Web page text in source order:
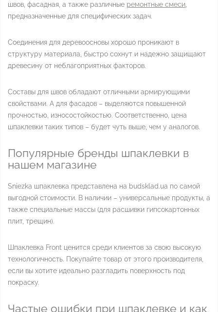
швов, фасадная, а также различные ремонтные смеси
предназначенные для специфических задач.
Соединения для деревоосновы хорошо проникают в
структуру материала, быстро сохнут и надежно защищают
древесину от неблагоприятных факторов.
Составы для швов обладают отличными армирующими
свойствами. А для фасадов – выделяются повышенной
прочностью, износостойкостью. Соответственно, цена
шпаклевки таких типов – будет чуть выше, чем у аналогов.
Популярные бренды шпаклевки в
нашем магазине
Sniezka шпаклевка представлена на budsklad.ua по самой
выгодной стоимости. В наличии – универсальные продукты, а
также специальные массы (для расшивки гипсокартонных
плит, трещин).
Шпаклевка Front ценится среди клиентов за свою высокую
технологичность. Покупайте товар от этого производителя,
если вы хотите идеально разгладить поверхность под
покраску.
Частые ошибки при шпаклевке и как